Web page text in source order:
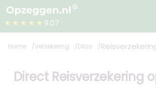
★★★★★ 9.07
Home Verzekering Ditzo
Direct Reisverzekering